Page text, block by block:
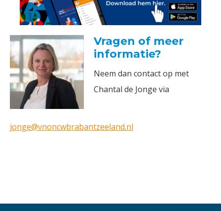
Vragen of meer
informatie?
Neem dan contact op met
Chantal de Jonge via
jonge@vnoncwbrabantzeeland.nl